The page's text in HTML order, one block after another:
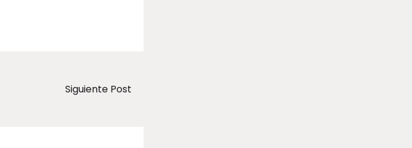
Siguiente Post